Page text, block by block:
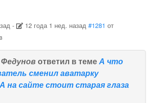
- 12 года 1 нед. назад #1281 от
ответил в темеА что
сменил аватарку
на сайте стоит старая глаза